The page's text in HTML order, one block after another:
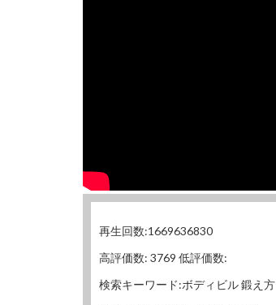
再生回数:1669636830
高評価数: 3769 低評価数:
検索キーワード:ボディビル 鍛え方